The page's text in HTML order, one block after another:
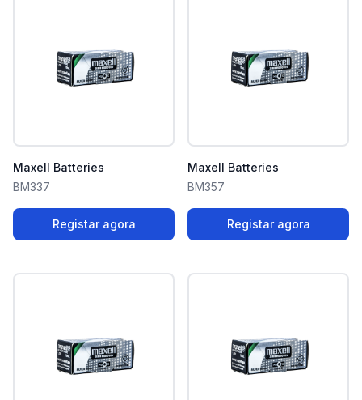
Maxell Batteries
BM337
Registar agora
Maxell Batteries
BM357
Registar agora